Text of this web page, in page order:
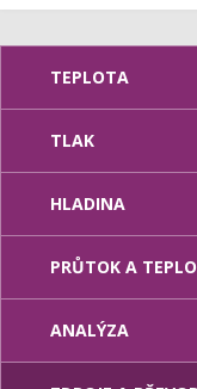
TEPLOTA
TLAK
HLADINA
PRŮTOK A TEPLO
ANALÝZA